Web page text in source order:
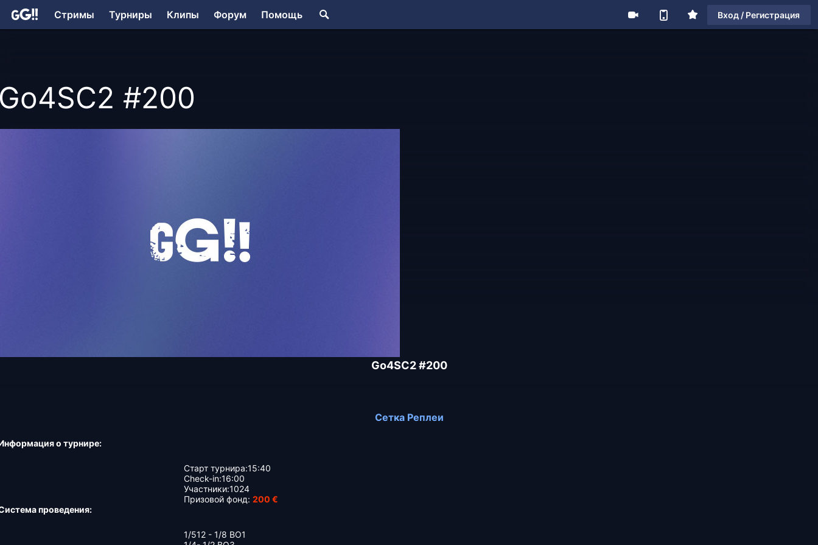
Стримы Турниры Клипы Форум Помощь Вход / Регистрация
#200
Go4SC2 #200
Сетка Реплеи
о турнире:
Старт турнира:15:40
Check-in:16:00
Участники:1024
Призовой фонд: 200 €
проведения:
1/512 - 1/8 BO1